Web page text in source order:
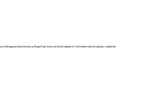
ménage professionnel, un linge frais lavé, séché et repassé. Votre bien reste toujours soigné et